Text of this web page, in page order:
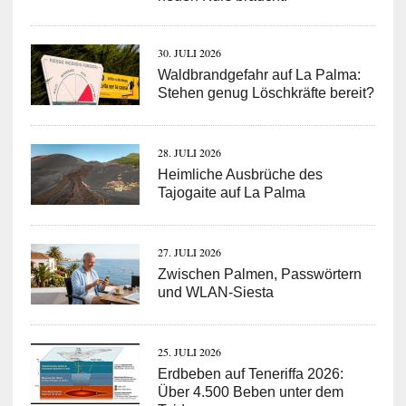
30. JULI 2026
Waldbrandgefahr auf La Palma:
Stehen genug Löschkräfte bereit?
28. JULI 2026
Heimliche Ausbrüche des
Tajogaite auf La Palma
27. JULI 2026
Zwischen Palmen, Passwörtern
und WLAN-Siesta
25. JULI 2026
Erdbeben auf Teneriffa 2026:
Über 4.500 Beben unter dem